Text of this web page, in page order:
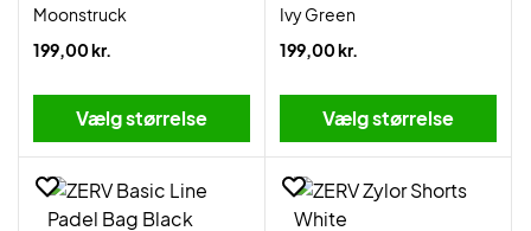
Moonstruck
199,00 kr.
Vælg størrelse
Ivy Green
199,00 kr.
Vælg størrelse